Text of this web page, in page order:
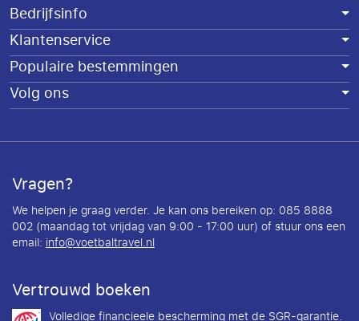
Bedrijfsinfo
Klantenservice
Populaire bestemmingen
Volg ons
Vragen?
We helpen je graag verder. Je kan ons bereiken op: 085 8888
002 (maandag tot vrijdag van 9:00 - 17:00 uur) of stuur ons een
email: info@voetbaltravel.nl
Vertrouwd boeken
Volledige financieele bescherming met de SGR-garantie.